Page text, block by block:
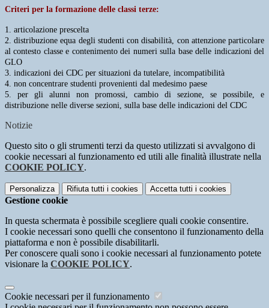
Criteri per la formazione delle classi terze:
1. articolazione prescelta
2. distribuzione equa degli studenti con disabilità, con attenzione particolare
al contesto classe e contenimento dei numeri sulla base delle indicazioni del
GLO
3. indicazioni dei CDC per situazioni da tutelare, incompatibilità
4. non concentrare studenti provenienti dal medesimo paese
5. per gli alunni non promossi, cambio di sezione, se possibile, e
distribuzione nelle diverse sezioni, sulla base delle indicazioni del CDC
Notizie
Questo sito o gli strumenti terzi da questo utilizzati si avvalgono di
cookie necessari al funzionamento ed utili alle finalità illustrate nella
COOKIE POLICY.
Personalizza Rifiuta tutti i cookies Accetta tutti i cookies
Gestione cookie
In questa schermata è possibile scegliere quali cookie consentire.
I cookie necessari sono quelli che consentono il funzionamento della
piattaforma e non è possibile disabilitarli.
Per conoscere quali sono i cookie necessari al funzionamento potete
visionare la COOKIE POLICY.
Cookie necessari per il funzionamento